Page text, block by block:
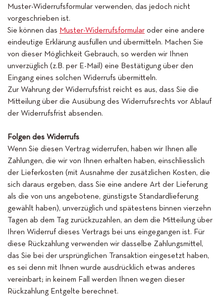
Muster-Widerrufsformular verwenden, das jedoch nicht
vorgeschrieben ist.
Sie können das Muster-Widerrufsformular oder eine andere
eindeutige Erklärung ausfüllen und übermitteln. Machen Sie
von dieser Möglichkeit Gebrauch, so werden wir Ihnen
unverzüglich (z.B. per E-Mail) eine Bestätigung über den
Eingang eines solchen Widerrufs übermitteln.
Zur Wahrung der Widerrufsfrist reicht es aus, dass Sie die
Mitteilung über die Ausübung des Widerrufsrechts vor Ablauf
der Widerrufsfrist absenden.
Folgen des Widerrufs
Wenn Sie diesen Vertrag widerrufen, haben wir Ihnen alle
Zahlungen, die wir von Ihnen erhalten haben, einschliesslich
der Lieferkosten (mit Ausnahme der zusätzlichen Kosten, die
sich daraus ergeben, dass Sie eine andere Art der Lieferung
als die von uns angebotene, günstigste Standardlieferung
gewählt haben), unverzüglich und spätestens binnen vierzehn
Tagen ab dem Tag zurückzuzahlen, an dem die Mitteilung über
Ihren Widerruf dieses Vertrags bei uns eingegangen ist. Für
diese Rückzahlung verwenden wir dasselbe Zahlungsmittel,
das Sie bei der ursprünglichen Transaktion eingesetzt haben,
es sei denn mit Ihnen wurde ausdrücklich etwas anderes
vereinbart; in keinem Fall werden Ihnen wegen dieser
Rückzahlung Entgelte berechnet.